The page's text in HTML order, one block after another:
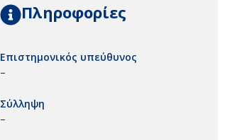
Πληροφορίες
Επιστημονικός υπεύθυνος
–
Σύλληψη
–